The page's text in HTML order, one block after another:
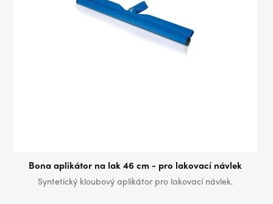
Bona aplikátor na lak 46 cm - pro lakovací návlek
Syntetický kloubový aplikátor pro lakovací návlek.